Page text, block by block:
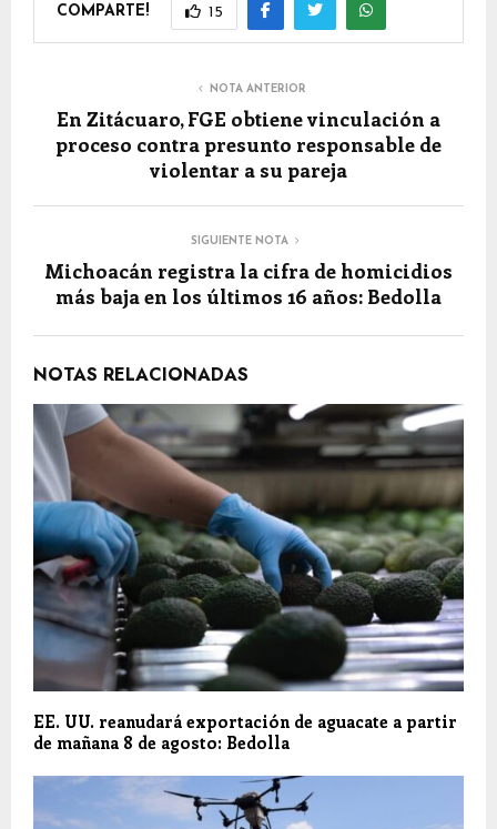
COMPARTE! 15
NOTA ANTERIOR
En Zitácuaro, FGE obtiene vinculación a
proceso contra presunto responsable de
violentar a su pareja
SIGUIENTE NOTA
Michoacán registra la cifra de homicidios
más baja en los últimos 16 años: Bedolla
NOTAS RELACIONADAS
EE. UU. reanudará exportación de aguacate a partir
de mañana 8 de agosto: Bedolla